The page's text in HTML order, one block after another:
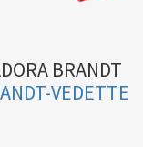
BRANDT
VEDETTE